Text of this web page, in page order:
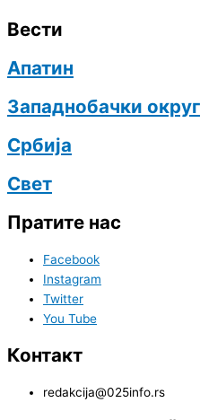
Вести
Апатин
Западнобачки округ
Србија
Свет
Пратите нас
Facebook
Instagram
Twitter
You Tube
Контакт
redakcija@025info.rs